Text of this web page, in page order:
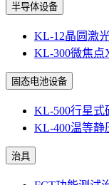
半导体设备
KL-12晶圆激
KL-300微焦点
固态电池设备
KL-500行星式
KL-400温等静
治具